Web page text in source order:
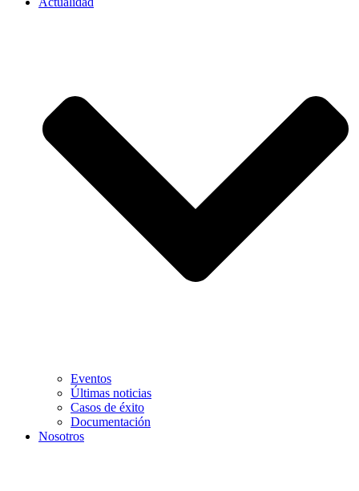
Eventos
Últimas noticias
Casos de éxito
Documentación
Nosotros